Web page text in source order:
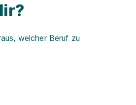
welcher Beruf zu